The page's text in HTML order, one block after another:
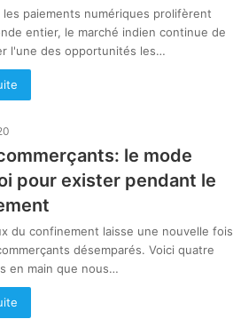
les paiements numériques prolifèrent
entier, le marché indien continue de
l'une des opportunités les…
le mode
pour exister pendant le
du confinement laisse une nouvelle fois
désemparés. Voici quatre
en main que nous…